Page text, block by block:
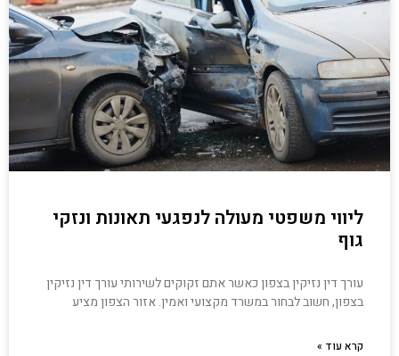
ליווי משפטי מעולה לנפגעי תאונות ונזקי
גוף
עורך דין נזיקין בצפון כאשר אתם זקוקים לשירותי עורך דין נזיקין
בצפון, חשוב לבחור במשרד מקצועי ואמין. אזור הצפון מציע
קרא עוד »